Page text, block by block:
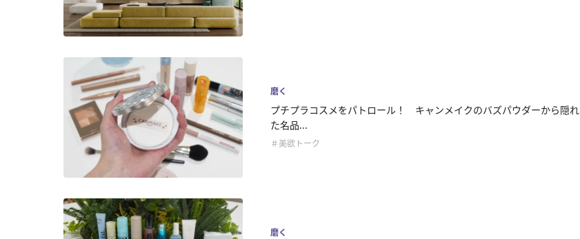
磨く
プチプラコスメをパトロール！ キャンメイクのバズパウダーから隠れ
た名品...
＃美欲トーク
磨く